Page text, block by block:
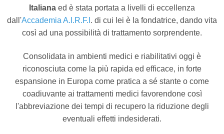
Italiana ed è stata portata a livelli di eccellenza
dall'Accademia A.I.R.F.I . di cui lei è la fondatrice, dando vita
così ad una possibilità di trattamento sorprendente.
Consolidata in ambienti medici e riabilitativi oggi è
riconosciuta come la più rapida ed efficace, in forte
espansione in Europa come pratica a sé stante o come
coadiuvante ai trattamenti medici favorendone così
l'abbreviazione dei tempi di recupero la riduzione degli
eventuali effetti indesiderati.